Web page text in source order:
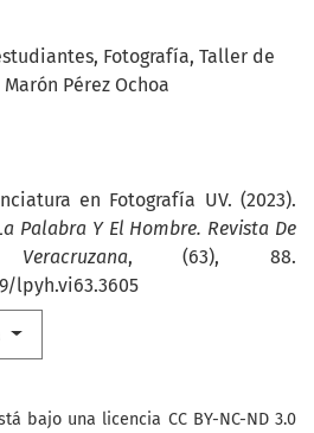
Fotografía Taller de
Marón Pérez Ochoa
en Fotografía UV. (2023).
Palabra Y El Hombre. Revista De
, (63), 88.
lpyh.vi63.3605
bajo una licencia CC BY-NC-ND 3.0